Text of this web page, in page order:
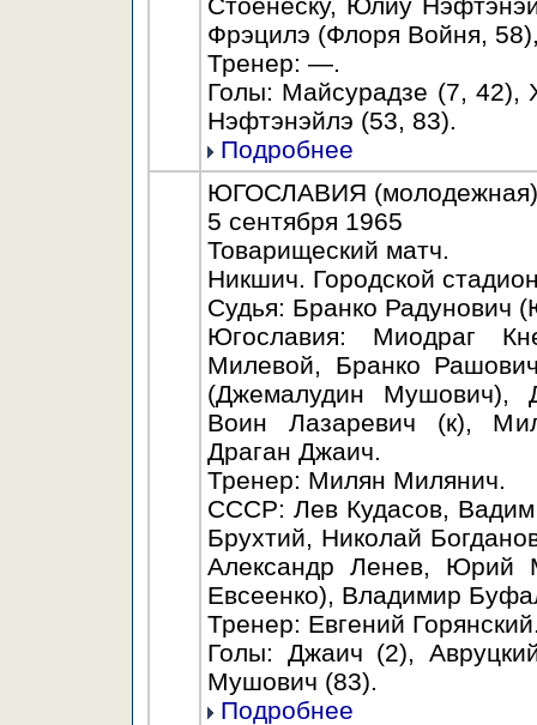
Фрэцилэ (Флоря Войня,
Тренер: —.
Голы: Майсурадзе (7, 42),
Нэфтэнэйлэ (53, 83).
Подробнее
ЮГОСЛАВИЯ
5 сентября 1965
Товарищеский матч.
Никшич. Городской
Судья: Бранко Радунович
Югославия: Миодраг
Милевой, Бранко
(Джемалудин Мушович),
Воин Лазаревич (к),
Драган Джаич.
Тренер: Милян Милянич.
СССР: Лев Кудасов,
Брухтий, Николай
Александр Ленев, Юрий
Евсеенко), Владимир
Тренер: Евгений
Голы: Джаич (2),
Мушович (83).
Подробнее